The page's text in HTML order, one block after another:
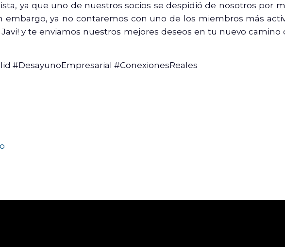
ya que uno de nuestros socios se despidió de nosotros por
embargo, ya no contaremos con uno de los miembros más
y te enviamos nuestros mejores deseos en tu nuevo
#DesayunoEmpresarial #ConexionesReales